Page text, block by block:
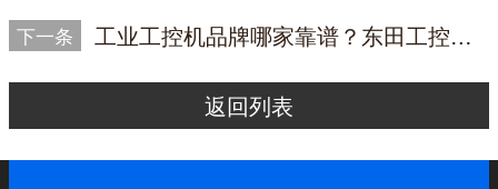
下一条 工业工控机品牌哪家靠谱？东田工控的全生命周期售后服务
返回列表